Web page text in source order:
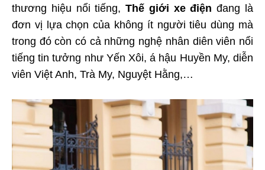
thương hiệu nổi tiếng,Thế giới xe điện đang là
đơn vị lựa chọn của không ít người tiêu dùng mà
trong đó còn có cả những nghệ nhân diên viên nổi
tiếng tin tưởng như Yến Xôi, á hậu Huyền My, diễn
viên Việt Anh, Trà My, Nguyệt Hằng,…